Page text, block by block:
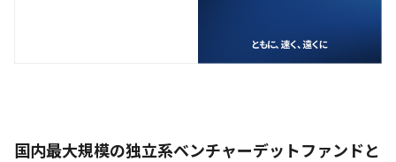
国内最大規模の独立系ベンチャーデットファンドと